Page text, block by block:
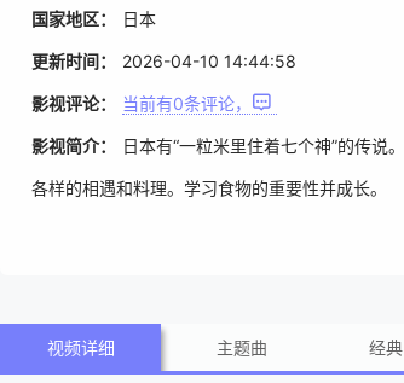
国家地区： 日本
更新时间： 2026-04-10 14:44:58
影视评论： 当前有0条评论，
影视简介： 日本有“一粒米里住着七个神”的传
各样的相遇和料理。学习食物的重要性并成长。
视频详细 主题曲 经